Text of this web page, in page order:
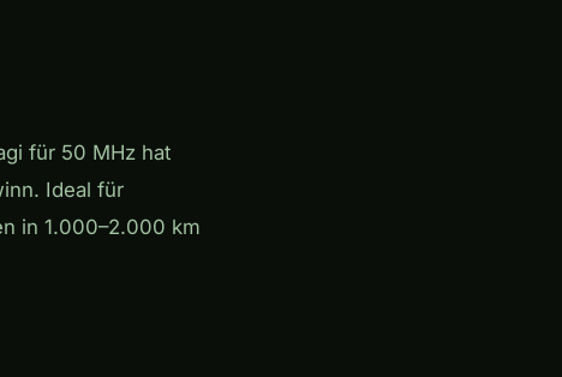
für 50 MHz hat
Ideal für
in 1.000–2.000 km